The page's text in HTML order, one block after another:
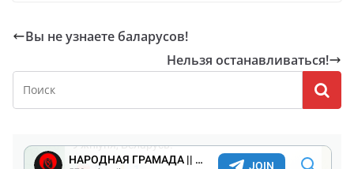
Вы не узнаете баларусов!
Нельзя останавливаться!